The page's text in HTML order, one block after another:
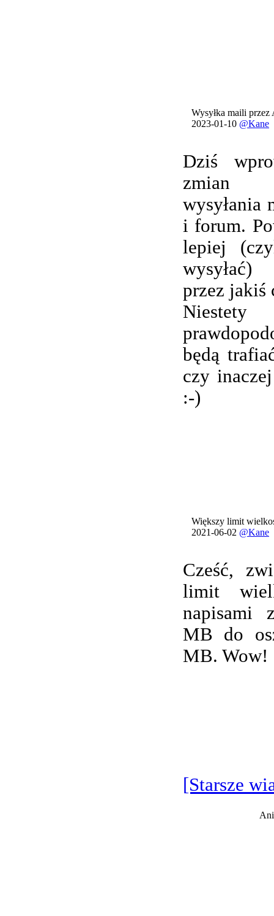
Wysyłka maili
2023-01-10 @Kane
Dziś
zmian
wysyłania
i forum.
lepiej
przez jakiś
będą
czy
:-)
Większy limit
2021-06-02 @Kane
Cześć,
limit
napisami
MB do
MB. Wow!
[Starsze